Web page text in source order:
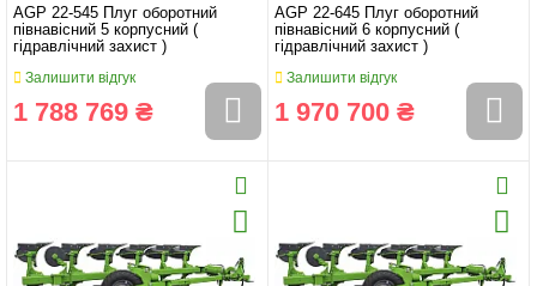
AGP 22-545 Плуг оборотний
півнавісний 5 корпусний (
гідравлічний захист )
Залишити відгук
1 788 769 ₴
AGP 22-645 Плуг оборотний
півнавісний 6 корпусний (
гідравлічний захист )
Залишити відгук
1 970 700 ₴